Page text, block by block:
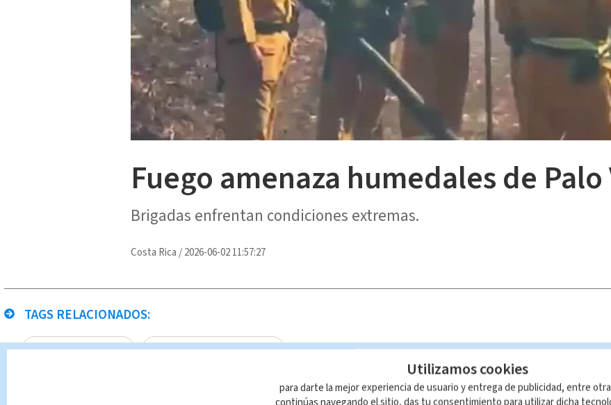
Fuego amenaza humedales de
Brigadas enfrentan condiciones extremas.
Costa Rica /2026-06-02 11:57:27
TAGS RELACIONADOS:
Incendios forestales Noticias Telediario Estelar
Utilizamos cookies
para darte la mejor experiencia de usuario y entrega de publicidad, entre